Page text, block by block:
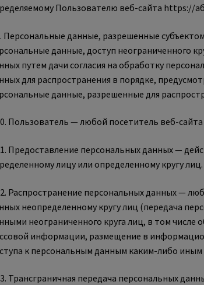
Пользователю веб-сайта https://
Персональные данные, разрешенные
данные, доступ неограниченного
путем дачи согласия на обработку
для распространения в порядке,
данные, разрешенные для
Пользователь — любой посетитель веб-
Предоставление персональных данных —
лицу или определенному кругу лиц.
Распространение персональных данных —
неопределенному кругу лиц (передача
неограниченного круга лиц, в том
информации, размещение в
к персональным данным каким-либо иным
Трансграничная передача персональных